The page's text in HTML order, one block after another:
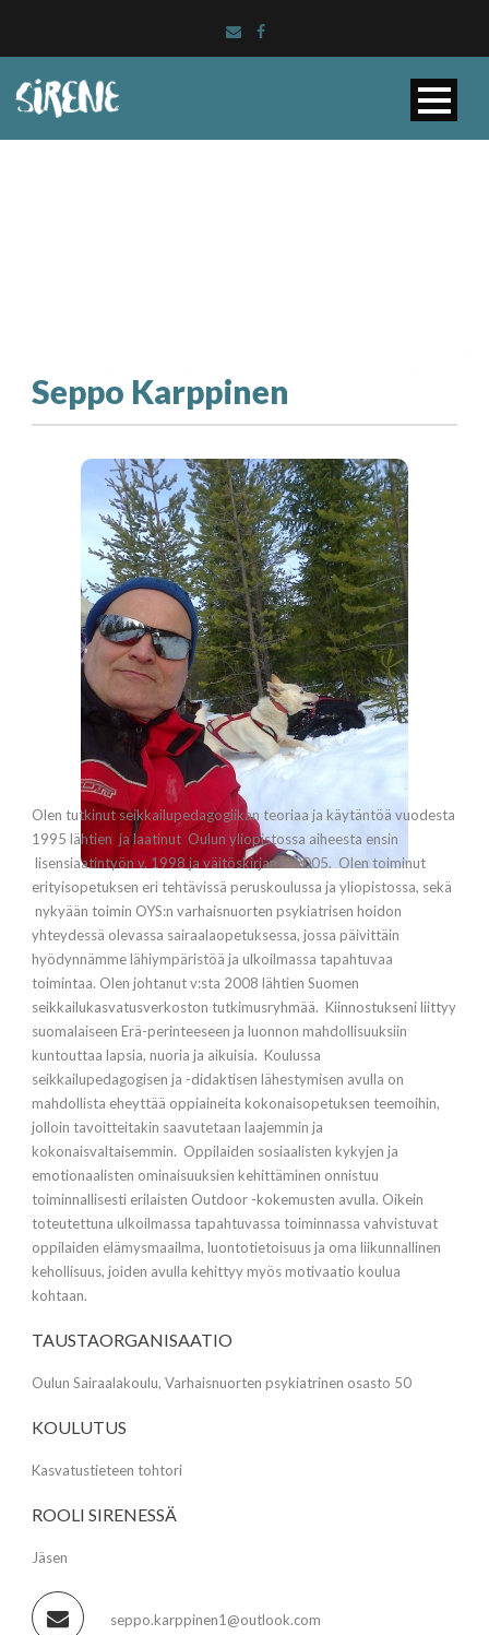
Seppo Karppinen
Olen tutkinut seikkailupedagogiikan teoriaa ja käytäntöä vuodesta
1995 lähtien ja laatinut Oulun yliopistossa aiheesta ensin
lisensiaatintyön v. 1998 ja väitöskirjan v. 2005. Olen toiminut
erityisopetuksen eri tehtävissä peruskoulussa ja yliopistossa, sekä
nykyään toimin OYS:n varhaisnuorten psykiatrisen hoidon
yhteydessä olevassa sairaalaopetuksessa, jossa päivittäin
hyödynnämme lähiympäristöä ja ulkoilmassa tapahtuvaa
toimintaa. Olen johtanut v:sta 2008 lähtien Suomen
seikkailukasvatusverkoston tutkimusryhmää. Kiinnostukseni liittyy
suomalaiseen Erä-perinteeseen ja luonnon mahdollisuuksiin
kuntouttaa lapsia, nuoria ja aikuisia. Koulussa
seikkailupedagogisen ja -didaktisen lähestymisen avulla on
mahdollista eheyttää oppiaineita kokonaisopetuksen teemoihin,
jolloin tavoitteitakin saavutetaan laajemmin ja
kokonaisvaltaisemmin. Oppilaiden sosiaalisten kykyjen ja
emotionaalisten ominaisuuksien kehittäminen onnistuu
toiminnallisesti erilaisten Outdoor -kokemusten avulla. Oikein
toteutettuna ulkoilmassa tapahtuvassa toiminnassa vahvistuvat
oppilaiden elämysmaailma, luontotietoisuus ja oma liikunnallinen
kehollisuus, joiden avulla kehittyy myös motivaatio koulua
kohtaan.
TAUSTAORGANISAATIO
Oulun Sairaalakoulu, Varhaisnuorten psykiatrinen osasto 50
KOULUTUS
Kasvatustieteen tohtori
ROOLI SIRENESSÄ
Jäsen
seppo.karppinen1@outlook.com